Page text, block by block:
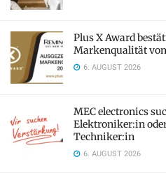
Plus X Award
Markenqualität
6. AUGUST 2026
MEC electronics
Elektroniker:in
Techniker:in
6. AUGUST 2026